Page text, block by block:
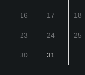
16 17 18
23 24 25
30 31